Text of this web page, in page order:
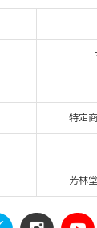
特定
芳林